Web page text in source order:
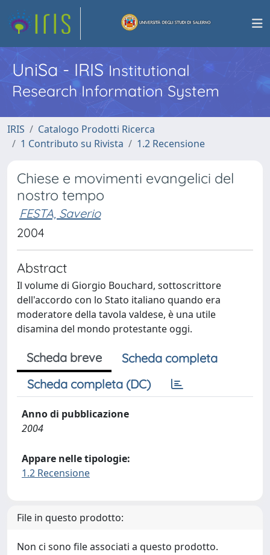
UniSa - IRISInstitutional
Research Information System
IRIS
Catalogo Prodotti Ricerca
1 Contributo su Rivista
1.2 Recensione
Chiese e movimenti evangelici del
nostro tempo
FESTA, Saverio
2004
Abstract
Il volume di Giorgio Bouchard, sottoscrittore
dell'accordo con lo Stato italiano quando era
moderatore della tavola valdese, è una utile
disamina del mondo protestante oggi.
Scheda breve
Scheda completa
Scheda completa (DC)
Anno di pubblicazione
2004
Appare nelle tipologie:
1.2 Recensione
File in questo prodotto:
Non ci sono file associati a questo prodotto.